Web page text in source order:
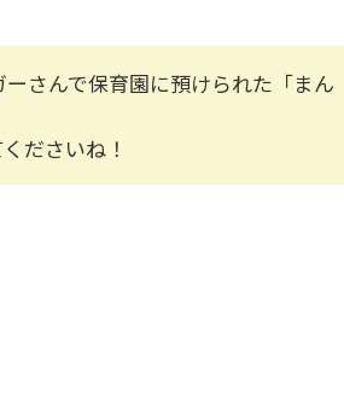
さんで保育園に預けられた「まん
ださいね！